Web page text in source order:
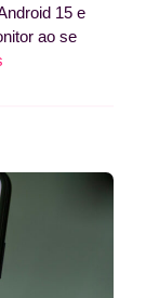
15 e
ao se